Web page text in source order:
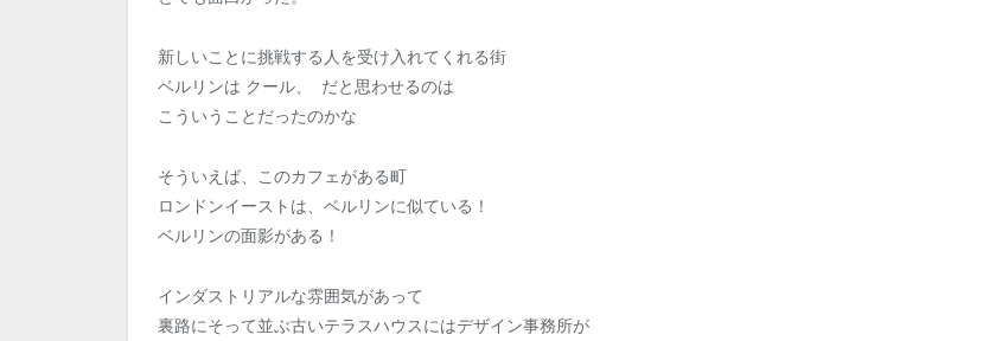
新しいことに挑戦する人を受け入れてくれる街
ベルリンは クール、 だと思わせるのは
こういうことだったのかな
そういえば、このカフェがある町
ロンドンイーストは、ベルリンに似ている！
ベルリンの面影がある！
インダストリアルな雰囲気があって
裏路にそって並ぶ古いテラスハウスにはデザイン事務所が